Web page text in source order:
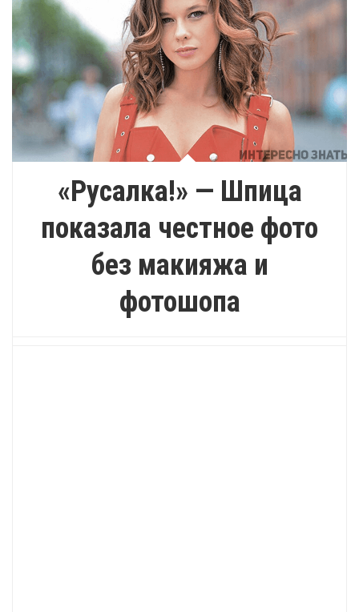
«Русалка!» — Шпица
показала честное фото
без макияжа и
фотошопа